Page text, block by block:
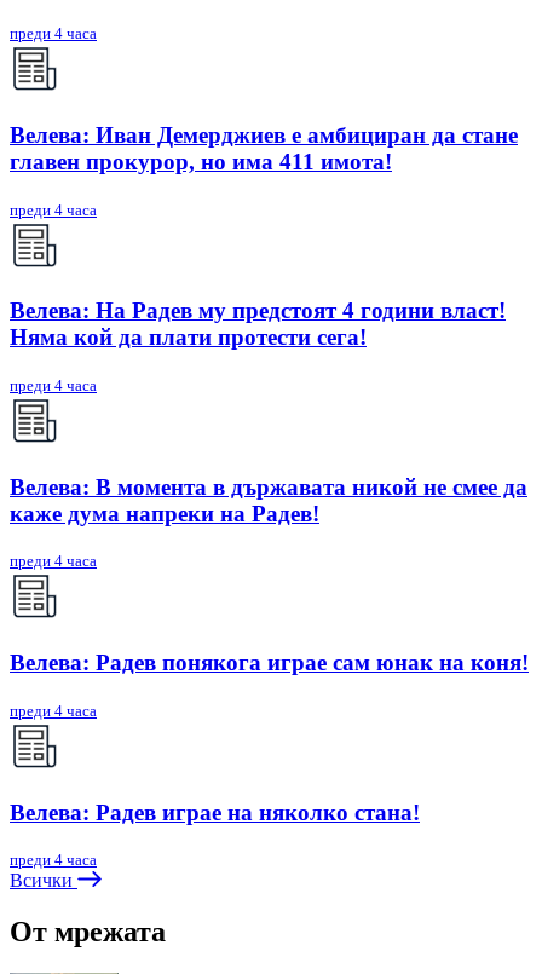
преди 4 часа
Велева: Иван Демерджиев е амбициран да стане
главен прокурор, но има 411 имота!
преди 4 часа
Велева: На Радев му предстоят 4 години власт!
Няма кой да плати протести сега!
преди 4 часа
Велева: В момента в държавата никой не смее да
каже дума напреки на Радев!
преди 4 часа
Велева: Радев понякога играе сам юнак на коня!
преди 4 часа
Велева: Радев играе на няколко стана!
преди 4 часа
Всички
От мрежата